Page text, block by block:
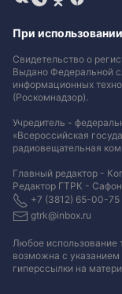
При
Свидетельство о
Выдано Федеральной
информационных
(Роскомнадзор).
Учредитель -
«Всероссийская
радиовещательная
Главный редактор -
Редактор ГТРК -
+7 (3812) 65-00-
gtrk@inbox.ru
Любое использование
возможна с указанием
гиперссылки на